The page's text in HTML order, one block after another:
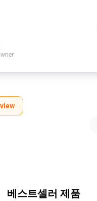
베스트셀러 제품